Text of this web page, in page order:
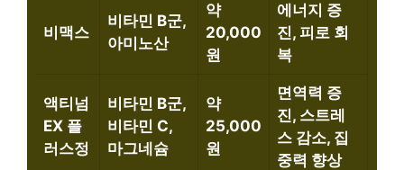
비맥스
비타민 B군,
아미노산
약
20,000
원
에너지 증
진, 피로 회
복
액티넘
EX 플
러스정
비타민 B군,
비타민 C,
마그네슘
약
25,000
원
면역력 증
진, 스트레
스 감소, 집
중력 향상